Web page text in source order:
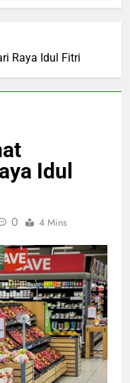
Raya Idul Fitri
Idul
0 4 Mins